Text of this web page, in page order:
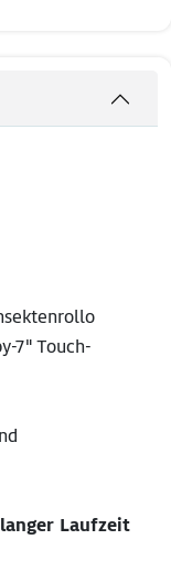
7" Touch-
Laufzeit